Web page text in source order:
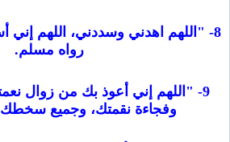
8- "اللهم اهدني وسددني، اللهم إني
رواه مسلم.
9- "اللهم إني أعوذ بك من زوال
وفجاءة نقمتك، وجميع